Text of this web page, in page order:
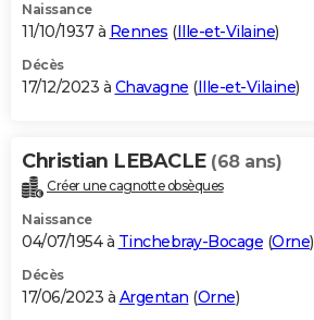
Naissance
11/10/1937 à Rennes (Ille-et-Vilaine)
Décès
17/12/2023 à Chavagne (Ille-et-Vilaine)
Christian LEBACLE (68 ans)
Créer une cagnotte obsèques
Naissance
04/07/1954 à Tinchebray-Bocage (Orne)
Décès
17/06/2023 à Argentan (Orne)